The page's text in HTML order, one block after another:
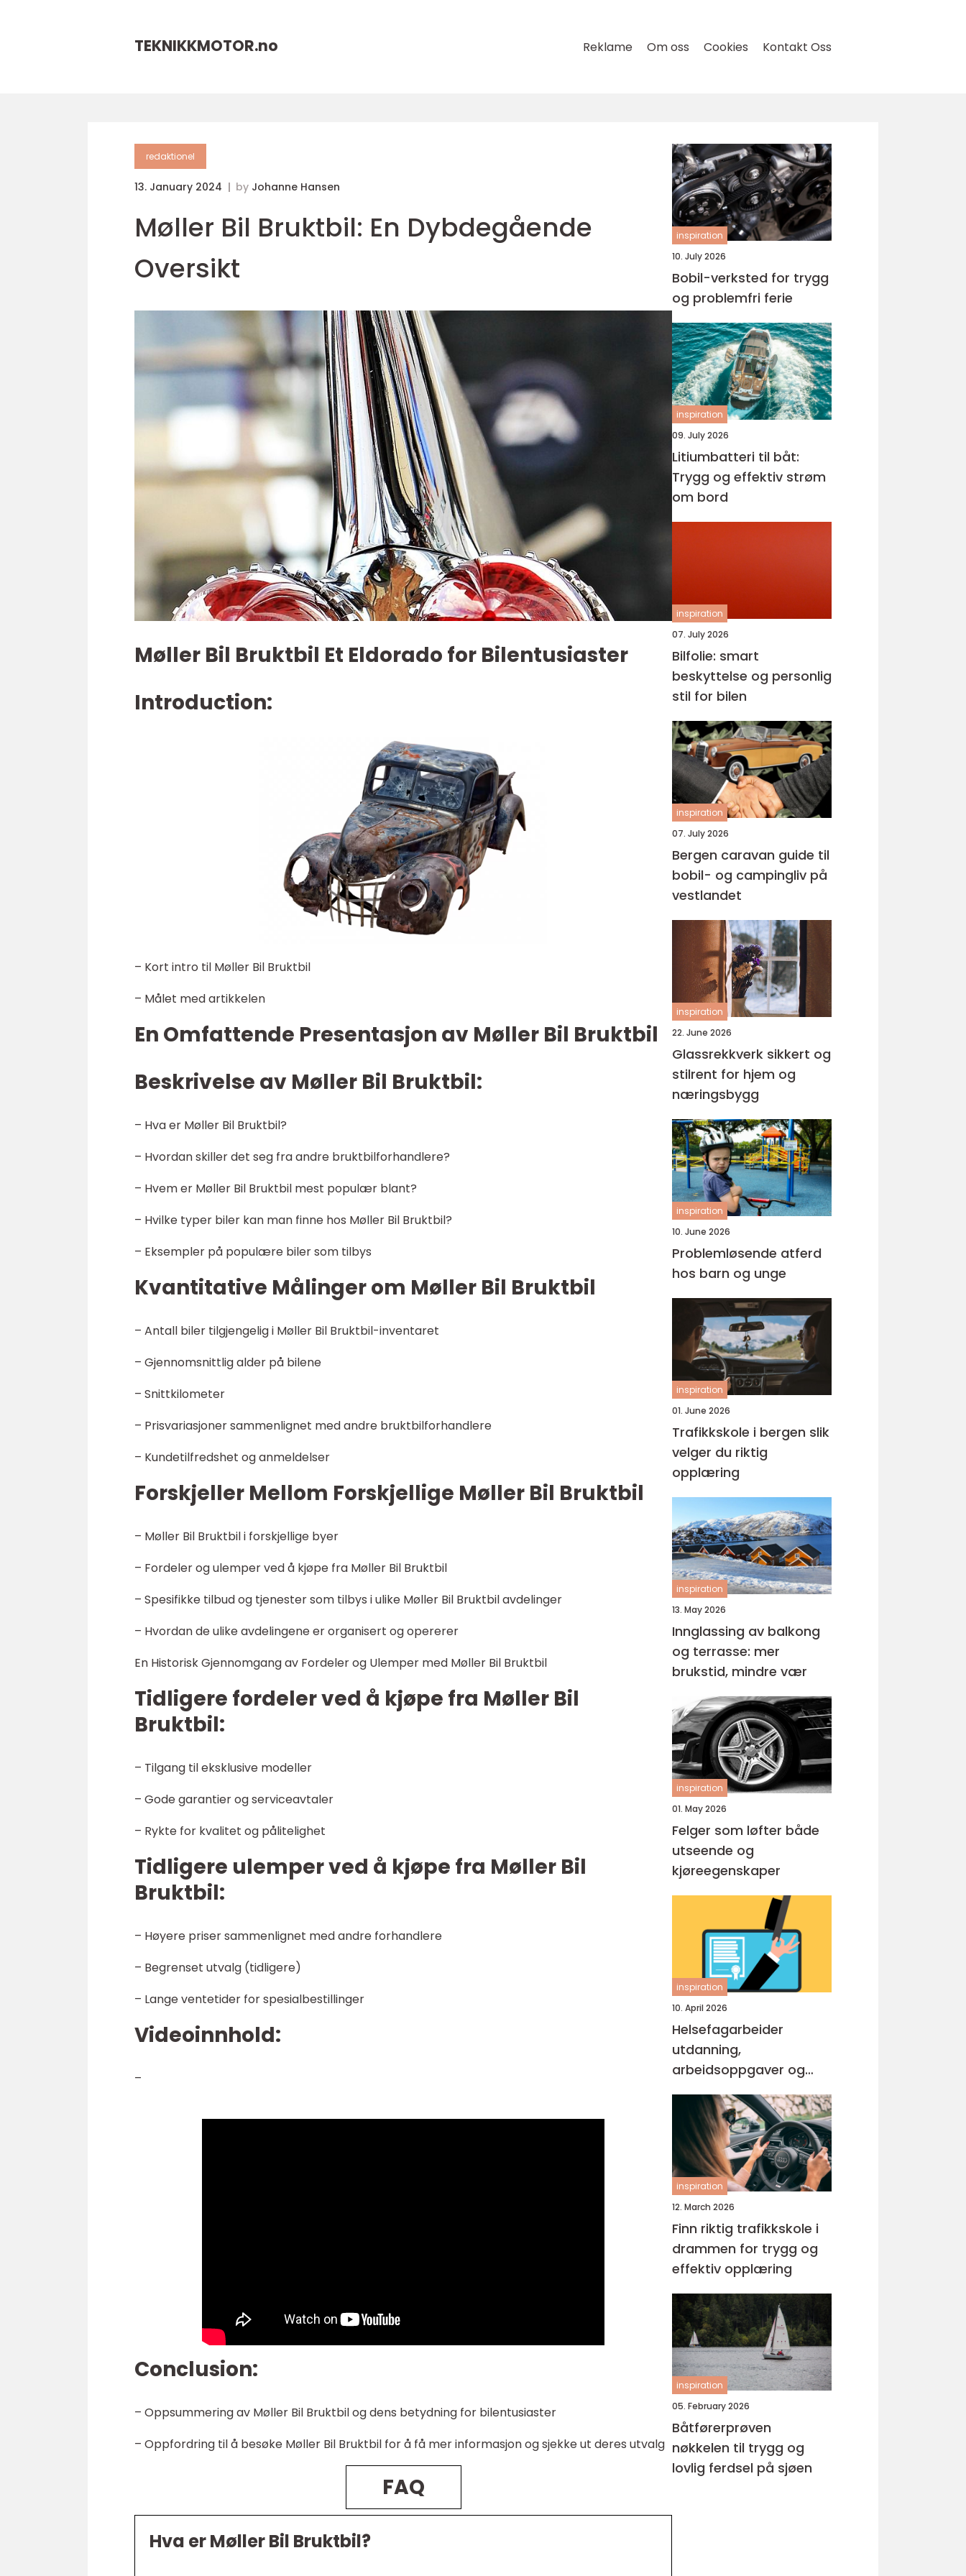
TEKNIKKMOTOR.no Reklame Om oss Cookies Kontakt Oss
redaktionel
13. January 2024 by Johanne Hansen
Møller Bil Bruktbil: En Dybdegående
Oversikt
Møller Bil Bruktbil Et Eldorado for Bilentusiaster
Introduction:
– Kort intro til Møller Bil Bruktbil
– Målet med artikkelen
En Omfattende Presentasjon av Møller Bil Bruktbil
Beskrivelse av Møller Bil Bruktbil:
– Hva er Møller Bil Bruktbil?
– Hvordan skiller det seg fra andre bruktbilforhandlere?
– Hvem er Møller Bil Bruktbil mest populær blant?
– Hvilke typer biler kan man finne hos Møller Bil Bruktbil?
– Eksempler på populære biler som tilbys
Kvantitative Målinger om Møller Bil Bruktbil
– Antall biler tilgjengelig i Møller Bil Bruktbil-inventaret
– Gjennomsnittlig alder på bilene
– Snittkilometer
– Prisvariasjoner sammenlignet med andre bruktbilforhandlere
– Kundetilfredshet og anmeldelser
Forskjeller Mellom Forskjellige Møller Bil Bruktbil
– Møller Bil Bruktbil i forskjellige byer
– Fordeler og ulemper ved å kjøpe fra Møller Bil Bruktbil
– Spesifikke tilbud og tjenester som tilbys i ulike Møller Bil Bruktbil avdelinger
– Hvordan de ulike avdelingene er organisert og opererer
En Historisk Gjennomgang av Fordeler og Ulemper med Møller Bil Bruktbil
Tidligere fordeler ved å kjøpe fra Møller Bil
Bruktbil:
– Tilgang til eksklusive modeller
– Gode garantier og serviceavtaler
– Rykte for kvalitet og pålitelighet
Tidligere ulemper ved å kjøpe fra Møller Bil
Bruktbil:
– Høyere priser sammenlignet med andre forhandlere
– Begrenset utvalg (tidligere)
– Lange ventetider for spesialbestillinger
Videoinnhold:
–
Conclusion:
– Oppsummering av Møller Bil Bruktbil og dens betydning for bilentusiaster
– Oppfordring til å besøke Møller Bil Bruktbil for å få mer informasjon og sjekke ut deres utvalg
FAQ
Hva er Møller Bil Bruktbil?
inspiration
10. July 2026
Bobil-verksted for trygg
og problemfri ferie
inspiration
09. July 2026
Litiumbatteri til båt:
Trygg og effektiv strøm
om bord
inspiration
07. July 2026
Bilfolie: smart
beskyttelse og personlig
stil for bilen
inspiration
07. July 2026
Bergen caravan guide til
bobil- og campingliv på
vestlandet
inspiration
22. June 2026
Glassrekkverk sikkert og
stilrent for hjem og
næringsbygg
inspiration
10. June 2026
Problemløsende atferd
hos barn og unge
inspiration
01. June 2026
Trafikkskole i bergen slik
velger du riktig
opplæring
inspiration
13. May 2026
Innglassing av balkong
og terrasse: mer
brukstid, mindre vær
inspiration
01. May 2026
Felger som løfter både
utseende og
kjøreegenskaper
inspiration
10. April 2026
Helsefagarbeider
utdanning,
arbeidsoppgaver og
muligheter
inspiration
12. March 2026
Finn riktig trafikkskole i
drammen for trygg og
effektiv opplæring
inspiration
05. February 2026
Båtførerprøven
nøkkelen til trygg og
lovlig ferdsel på sjøen